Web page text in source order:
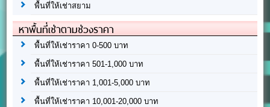
พื้นที่ให้เช่าสยาม
หาพื้นที่เช่าตามช่วงราคา
พื้นที่ให้เช่าราคา 0-500 บาท
พื้นที่ให้เช่าราคา 501-1,000 บาท
พื้นที่ให้เช่าราคา 1,001-5,000 บาท
พื้นที่ให้เช่าราคา 10,001-20,000 บาท